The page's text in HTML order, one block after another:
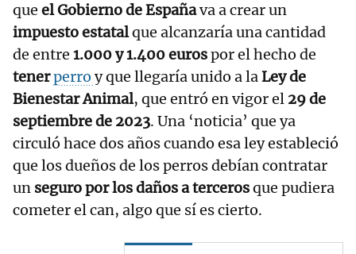
que el Gobierno de Españava a crear un
impuesto estatalque alcanzaría una cantidad
de entre 1.000 y 1.400 eurospor el hecho de
tenerperro y que llegaría unido a laLey de
Bienestar Animal, que entró en vigor el 29 de
septiembre de 2023. Una ‘noticia’ que ya
circuló hace dos años cuando esa ley estableció
que los dueños de los perros debían contratar
un seguro por los daños a tercerosque pudiera
cometer el can, algo que sí es cierto.